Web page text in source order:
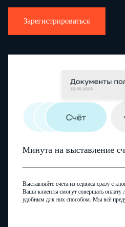
Зарегистрироваться
Минута на выставление
Выставляйте счета из сервиса сразу с
Ваши клиенты смогут совершать
удобным для них способом. Мы всё